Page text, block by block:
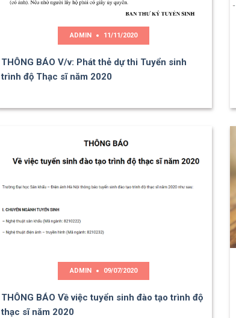
ADMIN 11/11/2020
THÔNG BÁO V/v: Phát thẻ dự thi Tuyển sinh
trình độ Thạc sĩ năm 2020
ADMIN 09/07/2020
THÔNG BÁO Về việc tuyển sinh đào tạo trình độ
thạc sĩ năm 2020